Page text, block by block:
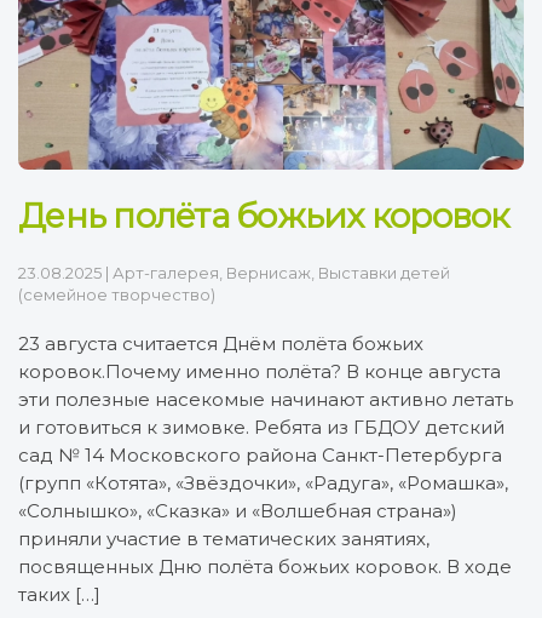
День полёта божьих коровок
23.08.2025 | Арт-галерея, Вернисаж, Выставки детей
(семейное творчество)
23 августа считается Днём полёта божьих
коровок.Почему именно полёта? В конце августа
эти полезные насекомые начинают активно летать
и готовиться к зимовке. Ребята из ГБДОУ детский
сад № 14 Московского района Санкт-Петербурга
(групп «Котята», «Звёздочки», «Радуга», «Ромашка»,
«Солнышко», «Сказка» и «Волшебная страна»)
приняли участие в тематических занятиях,
посвященных Дню полёта божьих коровок. В ходе
таких […]